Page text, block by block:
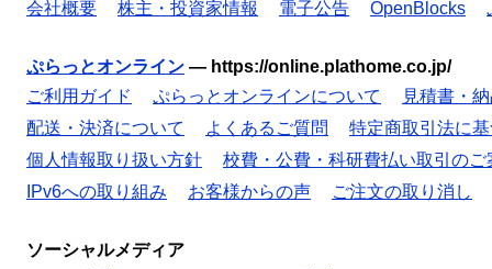
会社概要 株主・投資家情報 電子公告 OpenBlocks
ぷらっとオンライン — https://online.plathome.co.jp/
ご利用ガイド
ぷらっとオンラインについて
見積書・
配送・決済について
よくあるご質問
特定商取引法に
個人情報取り扱い方針
校費・公費・科研費払い取引のご
IPv6への取り組み
お客様からの声 ご注文の取り消し
ソーシャルメディア